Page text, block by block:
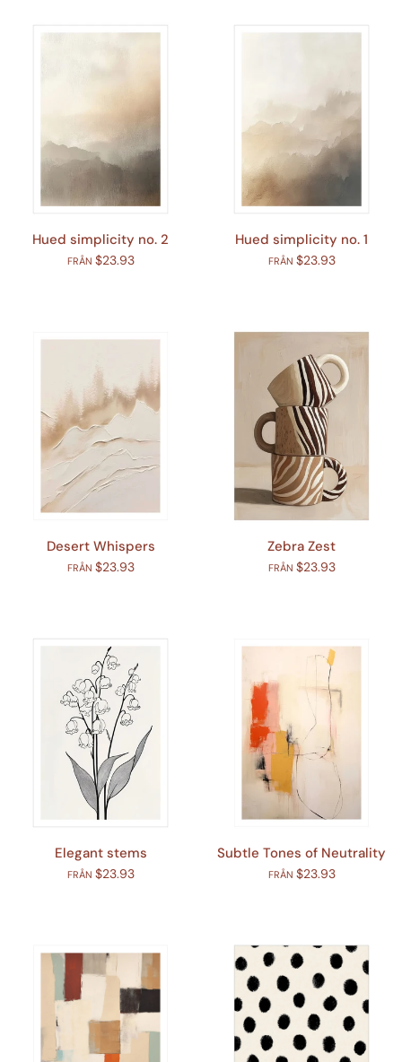
Hued simplicity no. 2
FRÅN $23.93
Hued simplicity no. 1
FRÅN $23.93
Desert Whispers
FRÅN $23.93
Zebra Zest
FRÅN $23.93
Elegant stems
FRÅN $23.93
Subtle Tones of Neutrality
FRÅN $23.93